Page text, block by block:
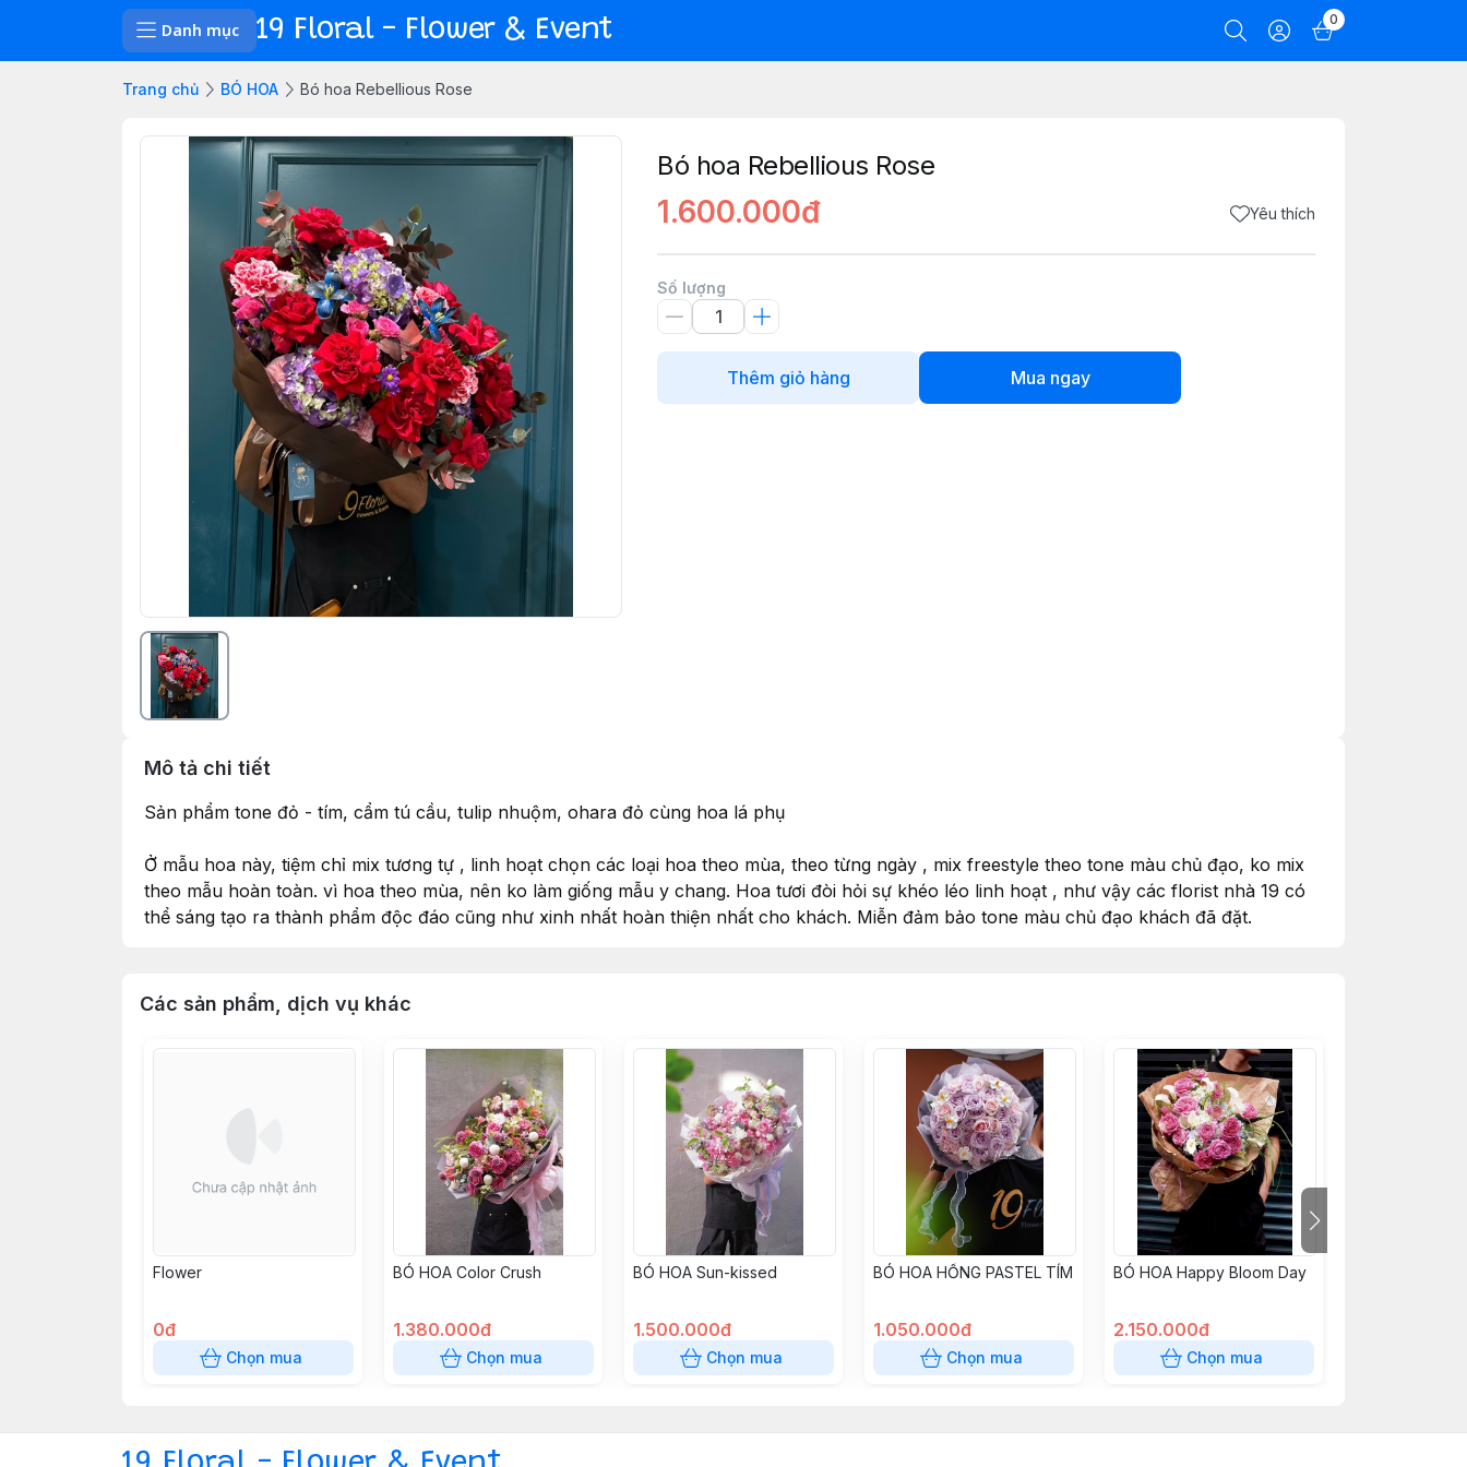
Danh mục 19 Floral - Flower & Event 0
Trang chủ BÓ HOA Bó hoa Rebellious Rose
Bó hoa Rebellious Rose
1.600.000đ Yêu thích
Số lượng
Thêm giỏ hàng Mua ngay
Mô tả chi tiết
Sản phẩm tone đỏ - tím, cẩm tú cầu, tulip nhuộm, ohara đỏ cùng hoa lá phụ
Ở mẫu hoa này, tiệm chỉ mix tương tự , linh hoạt chọn các loại hoa theo mùa, theo từng ngày , mix freestyle theo tone màu chủ đạo, ko mix
theo mẫu hoàn toàn. vì hoa theo mùa, nên ko làm giống mẫu y chang. Hoa tươi đòi hỏi sự khéo léo linh hoạt , như vậy các florist nhà 19 có
thể sáng tạo ra thành phẩm độc đáo cũng như xinh nhất hoàn thiện nhất cho khách. Miễn đảm bảo tone màu chủ đạo khách đã đặt.
Các sản phẩm, dịch vụ khác
Flower
0đ
Chọn mua
BÓ HOA Color Crush
1.380.000đ
Chọn mua
BÓ HOA Sun-kissed
1.500.000đ
Chọn mua
BÓ HOA HỒNG PASTEL TÍM
1.050.000đ
Chọn mua
BÓ HOA Happy Bloom Day
2.150.000đ
Chọn mua